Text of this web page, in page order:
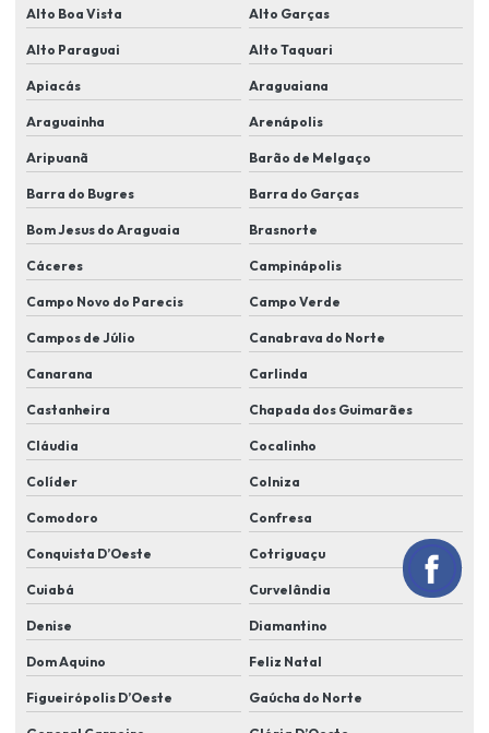
Empresas de manutenção de cameras de segurança
Equipamentos de segurança para condomínios
Fornecedor de cameras de segurança
Implementação de sistemas de reconhecimento facial
Instalação de alarme e cameras
Instalação de alarme residencial
Instalação de alarmes comerciais
Instalação de câmera de segurança em lucas do rio verde
Instalação de câmeras e alarmes
Instalação de câmeras alarmes e cerca elétrica
Instalação de câmeras alarmes residenciais
Instalação de câmeras de alta resolução
Instalação de câmeras cftv
Instalação de câmeras em condomínio
Instalação de cameras de segurança
Alto Boa Vista Alto Garças
Alto Paraguai Alto Taquari
Apiacás Araguaiana
Araguainha Arenápolis
Aripuanã Barão de Melgaço
Barra do Bugres Barra do Garças
Bom Jesus do Araguaia Brasnorte
Cáceres Campinápolis
Campo Novo do Parecis Campo Verde
Campos de Júlio Canabrava do Norte
Canarana Carlinda
Castanheira Chapada dos Guimarães
Cláudia Cocalinho
Colíder Colniza
Comodoro Confresa
Conquista D’Oeste Cotriguaçu
Cuiabá Curvelândia
Denise Diamantino
Dom Aquino Feliz Natal
Figueirópolis D’Oeste Gaúcha do Norte